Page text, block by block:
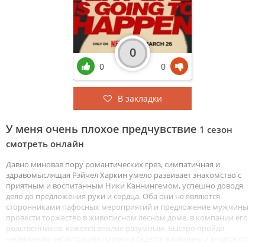
У меня очень плохое предчувствие 1 сезон
смотреть онлайн
Давно миновав пору романтических грез, симпатичная и
здравомыслящая Рэйчел Харкин умело развивает знакомство с
приятным и воспитанным Ники Каннингемом, успешно доводя
дело до предложения руки и сердца. Оба они не являются
сторонниками пафосных мероприятий и предложение мужчины
провести торжество в живописном лесном доме, в компании его
родственников, кажется вполне разумным. Быстро пройдя
0
0
0
В закладки